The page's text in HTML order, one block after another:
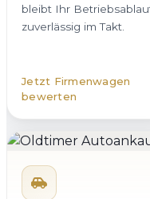
bleibt Ihr
zuverlässig im Takt.
Jetzt Firmenwagen
bewerten